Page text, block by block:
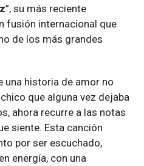
”, su más reciente
fusión internacional que
de los más grandes
una historia de amor no
que alguna vez dejaba
ahora recurre a las notas
siente. Esta canción
por ser escuchado,
energía, con una